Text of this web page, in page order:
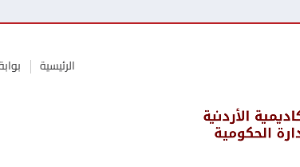
الرئيسية